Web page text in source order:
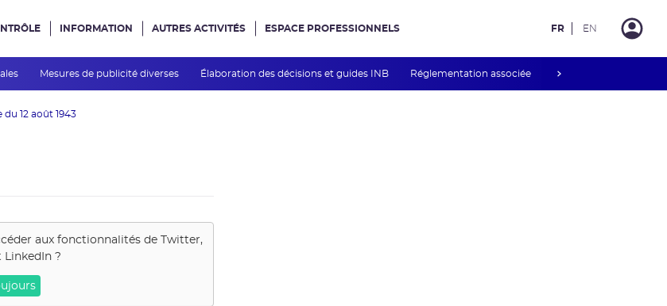
Mesures de publicité diverses Élaboration des décisions et guides INB Réglementation associée
INFORMATION AUTRES ACTIVITÉS ESPACE PROFESSIONNELS FR EN
du 12 août 1943
aux fonctionnalités de
Twitter,
LinkedIn ?